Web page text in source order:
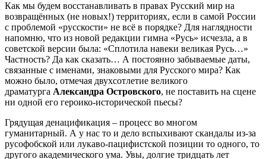
Как мы будем восстанавливать в правах Русский мир на
возвращённых (не новых!) территориях, если в самой России
с проблемой «русскости» не всё в порядке? Для наглядности
напомню, что из новой редакции гимна «Русь» исчезла, а в
советской версии была: «Сплотила навеки великая Русь…»
Частность? Да как сказать… А постоянно забываемые даты,
связанные с именами, знаковыми для Русского мира? Как
можно было, отмечая двухсотлетие великого
драматурга Александра Островского, не поставить на сцене
ни одной его героико-исторической пьесы?
Грядущая денацификация – процесс во многом
гуманитарный. А у нас то и дело вспыхивают скандалы из-за
русофобской или лукаво-пацифистской позиции то одного, то
другого академического ума. Увы, долгие тридцать лет